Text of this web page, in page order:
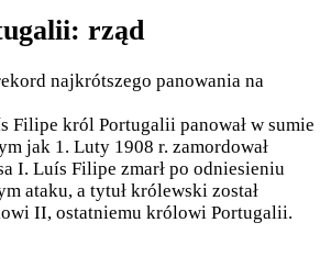
rząd
najkrótszego panowania na
Filipe król Portugalii panował w sumie
jak 1. Luty 1908 r. zamordował
I. Luís Filipe zmarł po odniesieniu
ataku, a tytuł królewski został
II, ostatniemu królowi Portugalii.